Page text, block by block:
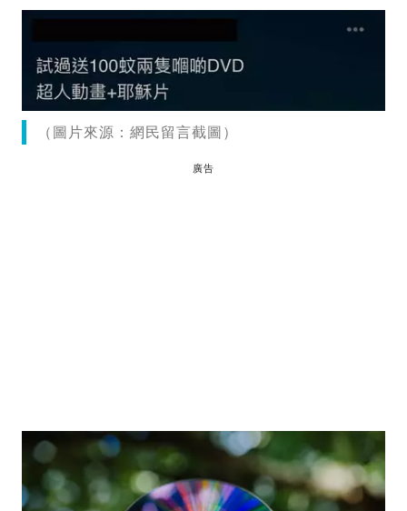
（圖片來源：網民留言截圖）
廣告